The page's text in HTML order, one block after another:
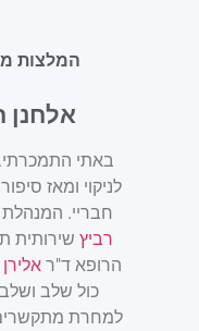
המלצות
אלחנן
באתי
לניקוי ומאז
חבריי.
רביץ שירותית
הרופא ד"ראלירן
כול שלב
למחרת